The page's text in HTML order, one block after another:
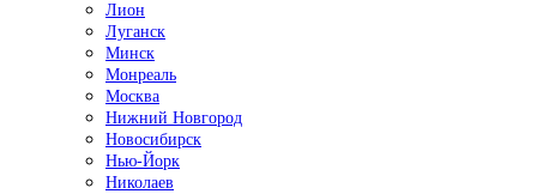
Лион
Луганск
Минск
Монреаль
Москва
Нижний Новгород
Новосибирск
Нью-Йорк
Николаев